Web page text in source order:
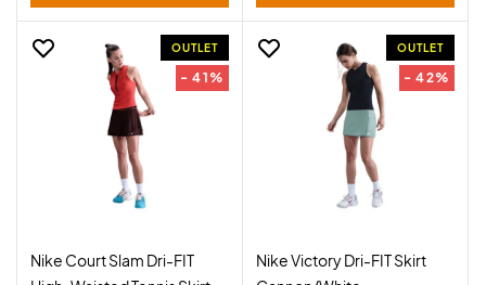
OUTLET
- 41%
Nike Court Slam Dri-FIT
OUTLET
- 42%
Nike Victory Dri-FIT Skirt